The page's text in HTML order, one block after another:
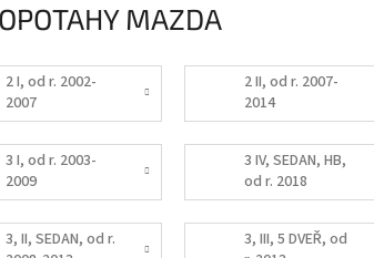
MAZDA
2 I, od r. 2002-
2007
2 II, od r. 2007-
2014
3 I, od r. 2003-
2009
3 IV, SEDAN, HB,
od r. 2018
3, II, SEDAN, od r.
3, III, 5 DVEŘ, od